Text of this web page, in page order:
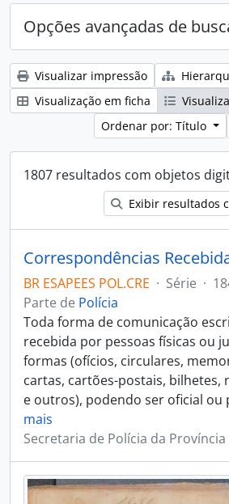
Opções avançadas de
Visualizar impressão
Visualização em ficha
Ordenar por: Título
1807 resultados com objetos
Exibir resultados
BR ESAPEES POL.CRE · Série ·
Parte de Polícia
Toda forma de comunicação
recebida por pessoas físicas ou
formas (ofícios, circulares,
cartas, cartões-postais, bilhetes,
e outros), podendo ser oficial ou
mais
Secretaria de Polícia da